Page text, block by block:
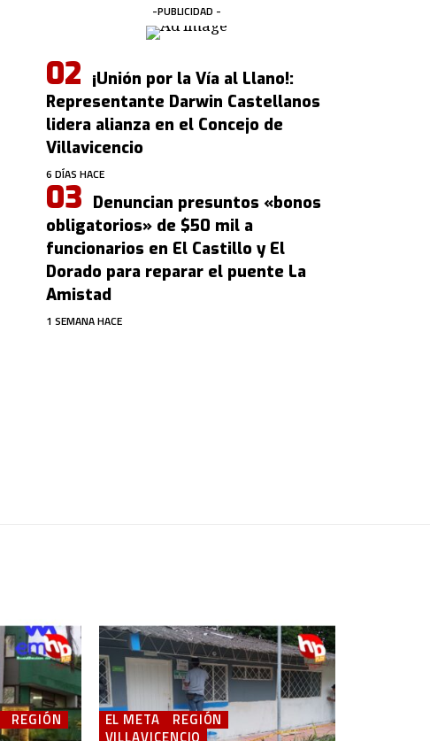
-PUBLICIDAD -
¡Unión por la Vía al Llano!:
Representante Darwin Castellanos
lidera alianza en el Concejo de
Villavicencio
6 DÍAS HACE
Denuncian presuntos «bonos
obligatorios» de $50 mil a
funcionarios en El Castillo y El
Dorado para reparar el puente La
Amistad
1 SEMANA HACE
REGIÓN
EL META
REGIÓN